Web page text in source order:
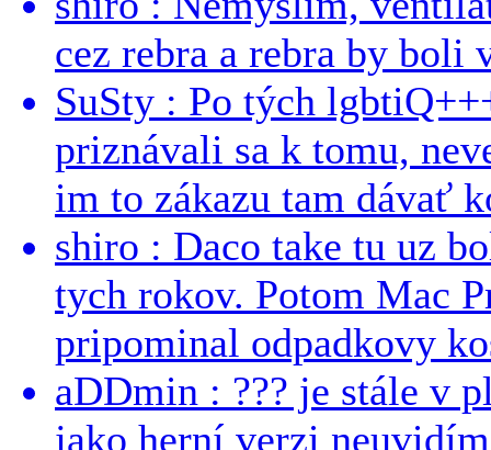
cez rebra a rebra by boli
SuSty : Po tých
priznávali sa k tomu,
im to zákazu tam dávať
shiro : Daco take tu uz
tych rokov. Potom Mac
pripominal odpadkovy
aDDmin : ??? je stále v
jako herní verzi